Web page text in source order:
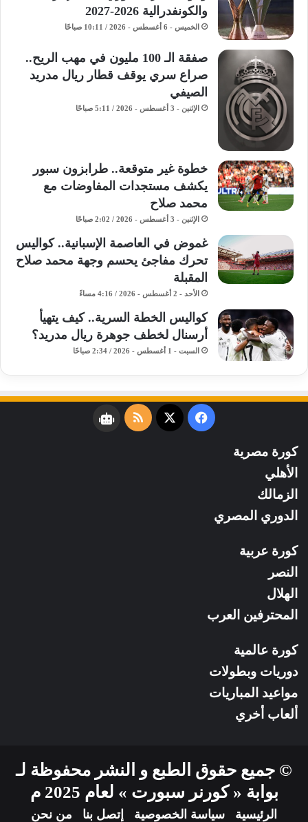
والكونفدرالية 2026-2027
الخميس - 6 أغسطس - 2026 / 10:11 صباحًا
صفقة الـ 100 مليون في مهب الريح..
صراع سري يوقف قطار ريال مدريد
الصيفي
الإثنين - 3 أغسطس - 2026 / 5:11 صباحًا
خطوة غير متوقعة.. طرابزون سبور
يكشف مستجدات المفاوضات مع
محمد صلاح
الإثنين - 3 أغسطس - 2026 / 2:02 صباحًا
غموض في العاصمة الإسبانية.. كواليس
تحرك مفاجئ يحسم وجهة محمد صلاح
المقبلة
الأحد - 2 أغسطس - 2026 / 4:16 مساءً
كواليس الخطة السرية.. كيف يتهيأ
أرسنال لخطف جوهرة ريال مدريد؟
السبت - 1 أغسطس - 2026 / 2:34 صباحًا
فيسبوك
‫X
ملخصنبض
كورة مصرية
الأهلي
الزمالك
الدوري المصري
كورة عربية
النصر
الهلال
المحترفين العرب
كورة عالمية
دوريات وبطولات
مواعيد المباريات
ألعاب أخري
© جميع حقوق الطبع و النشر محفوظة لـ
بوابة « كورنر سبورت » لعام 2025 م
الرئيسية سياسة الخصوصية إتصل بنا من نحن